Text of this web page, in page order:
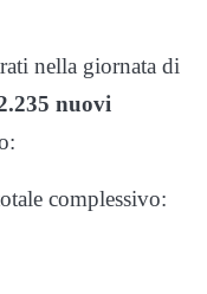
nella giornata di
nuovi
complessivo: